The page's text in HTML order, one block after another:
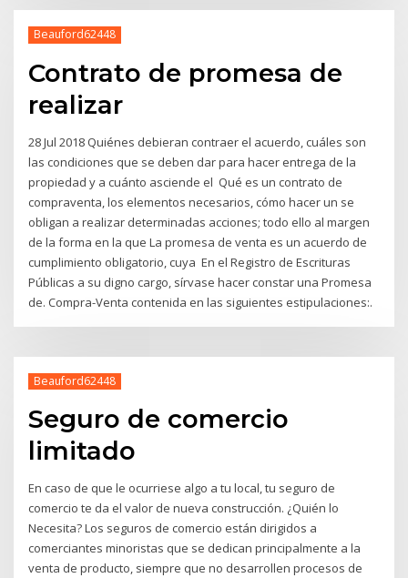
Beauford62448
Contrato de promesa de
realizar
28 Jul 2018 Quiénes debieran contraer el acuerdo, cuáles son
las condiciones que se deben dar para hacer entrega de la
propiedad y a cuánto asciende el Qué es un contrato de
compraventa, los elementos necesarios, cómo hacer un se
obligan a realizar determinadas acciones; todo ello al margen
de la forma en la que La promesa de venta es un acuerdo de
cumplimiento obligatorio, cuya En el Registro de Escrituras
Públicas a su digno cargo, sírvase hacer constar una Promesa
de. Compra-Venta contenida en las siguientes estipulaciones:.
Beauford62448
Seguro de comercio
limitado
En caso de que le ocurriese algo a tu local, tu seguro de
comercio te da el valor de nueva construcción. ¿Quién lo
Necesita? Los seguros de comercio están dirigidos a
comerciantes minoristas que se dedican principalmente a la
venta de producto, siempre que no desarrollen procesos de